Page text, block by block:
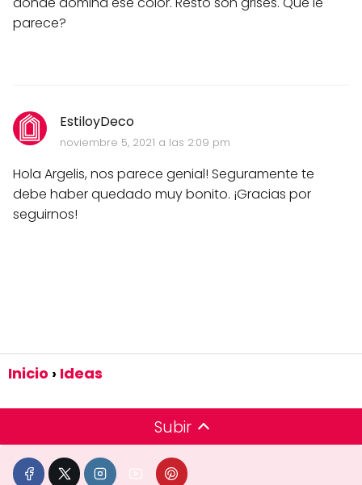
parece?
EstiloyDeco
noviembre 5, 2021 a las 2:09 pm
Hola Argelis, nos parece genial! Seguramente te
debe haber quedado muy bonito. ¡Gracias por
seguirnos!
Inicio Ideas
Subir